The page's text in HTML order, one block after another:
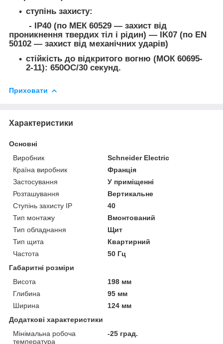
ступінь захисту:
- IP40 (по МЕК 60529 — захист від
проникнення твердих тіл і рідин) — IK07 (по EN
50102 — захист від механічних ударів)
стійкість до відкритого вогню (МОК 60695-
2-11): 650OС/30 секунд.
Приховати
Характеристики
Основні
Виробник
Schneider Electric
Країна виробник
Франція
Застосування
У приміщенні
Розташування
Вертикальне
Ступінь захисту IP
40
Тип монтажу
Вмонтований
Тип обладнання
Щит
Тип щита
Квартирний
Частота
50 Гц
Габаритні розміри
Висота
198 мм
Глибина
95 мм
Ширина
124 мм
Додаткові характеристики
Мінімальна робоча
температура
-25 град.